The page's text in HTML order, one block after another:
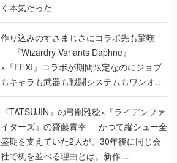
く本気だった
作り込みのすさまじさにコラボ先も驚嘆
──『Wizardry Variants Daphne』
×『FFXI』コラボが期間限定なのにジョブ
もキャラも武器も戦闘システムもワンオフ
で作り込まれた理由を両ディレクターに聞
く
『TATSUJIN』の弓削雅稔×『ライデンファ
イターズ』の齋藤貴幸──かつて縦シュー全
盛期を支えていた2人が、30年後に同じ会
社で机を並べる理由とは。新作